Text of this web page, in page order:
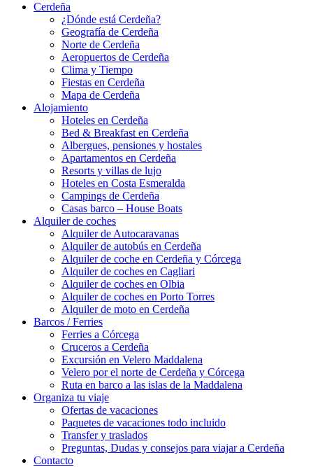
Cerdeña
¿Dónde está Cerdeña?
Geografía de Cerdeña
Norte de Cerdeña
Aeropuertos de Cerdeña
Clima y Tiempo
Fiestas en Cerdeña
Mapa de Cerdeña
Alojamiento
Hoteles en Cerdeña
Bed & Breakfast en Cerdeña
Albergues, pensiones y hostales
Apartamentos en Cerdeña
Resorts y villas de lujo
Hoteles en Costa Esmeralda
Campings de Cerdeña
Casas barco – House Boats
Alquiler de coches
Alquiler de Autocaravanas
Alquiler de autobús en Cerdeña
Alquiler de coche en Cerdeña y Córcega
Alquiler de coches en Cagliari
Alquiler de coches en Olbia
Alquiler de coches en Porto Torres
Alquiler de moto en Cerdeña
Barcos / Ferries
Ferries a Córcega
Cruceros a Cerdeña
Excursión en Velero Maddalena
Velero por el norte de Cerdeña y Córcega
Ruta en barco a las islas de la Maddalena
Organiza tu viaje
Ofertas de vacaciones
Paquetes de vacaciones todo incluido
Transfer y traslados
Preguntas, Dudas y consejos para viajar a Cerdeña
Contacto